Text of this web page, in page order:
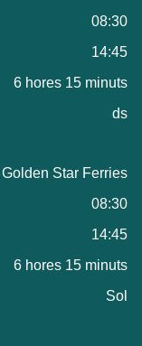
08:30
14:45
6 hores 15 minuts
ds
Golden Star Ferries
08:30
14:45
6 hores 15 minuts
Sol